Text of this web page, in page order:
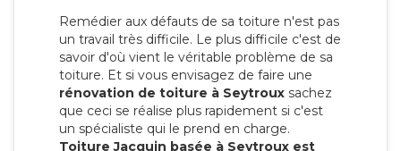
Remédier aux défauts de sa toiture n'est pas
un travail très difficile. Le plus difficile c'est de
savoir d'où vient le véritable problème de sa
toiture. Et si vous envisagez de faire une
rénovation de toiture à Seytroux sachez
que ceci se réalise plus rapidement si c'est
un spécialiste qui le prend en charge.
Toiture Jacquin basée à Seytroux est